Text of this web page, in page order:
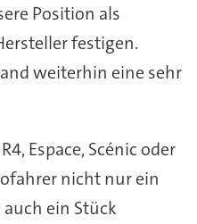
Position als
festigen.
weiterhin eine sehr
Espace, Scénic oder
nicht nur ein
ein Stück